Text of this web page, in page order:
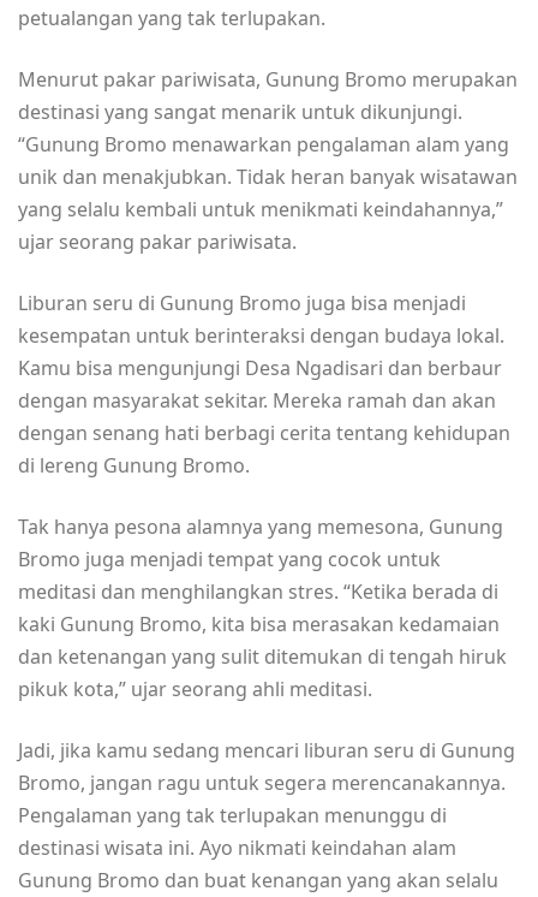
petualangan yang tak terlupakan.
Menurut pakar pariwisata, Gunung Bromo merupakan
destinasi yang sangat menarik untuk dikunjungi.
“Gunung Bromo menawarkan pengalaman alam yang
unik dan menakjubkan. Tidak heran banyak wisatawan
yang selalu kembali untuk menikmati keindahannya,”
ujar seorang pakar pariwisata.
Liburan seru di Gunung Bromo juga bisa menjadi
kesempatan untuk berinteraksi dengan budaya lokal.
Kamu bisa mengunjungi Desa Ngadisari dan berbaur
dengan masyarakat sekitar. Mereka ramah dan akan
dengan senang hati berbagi cerita tentang kehidupan
di lereng Gunung Bromo.
Tak hanya pesona alamnya yang memesona, Gunung
Bromo juga menjadi tempat yang cocok untuk
meditasi dan menghilangkan stres. “Ketika berada di
kaki Gunung Bromo, kita bisa merasakan kedamaian
dan ketenangan yang sulit ditemukan di tengah hiruk
pikuk kota,” ujar seorang ahli meditasi.
Jadi, jika kamu sedang mencari liburan seru di Gunung
Bromo, jangan ragu untuk segera merencanakannya.
Pengalaman yang tak terlupakan menunggu di
destinasi wisata ini. Ayo nikmati keindahan alam
Gunung Bromo dan buat kenangan yang akan selalu